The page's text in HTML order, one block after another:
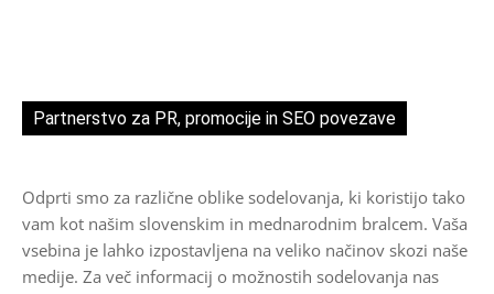
Partnerstvo za PR, promocije in SEO povezave
Odprti smo za različne oblike sodelovanja, ki koristijo tako
vam kot našim slovenskim in mednarodnim bralcem. Vaša
vsebina je lahko izpostavljena na veliko načinov skozi naše
medije. Za več informacij o možnostih sodelovanja nas